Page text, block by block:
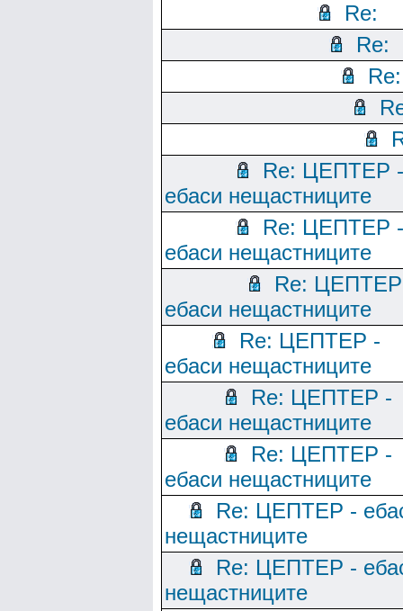
Re:
Re:
Re:
Re: ЦЕПТЕР -
ебаси нещастниците
Re: ЦЕПТЕР -
ебаси нещастниците
Re:
ебаси нещастниците
Re: ЦЕПТЕР -
ебаси нещастниците
Re: ЦЕПТЕР -
ебаси нещастниците
Re: ЦЕПТЕР -
ебаси нещастниците
Re: ЦЕПТЕР -
нещастниците
Re: ЦЕПТЕР -
нещастниците